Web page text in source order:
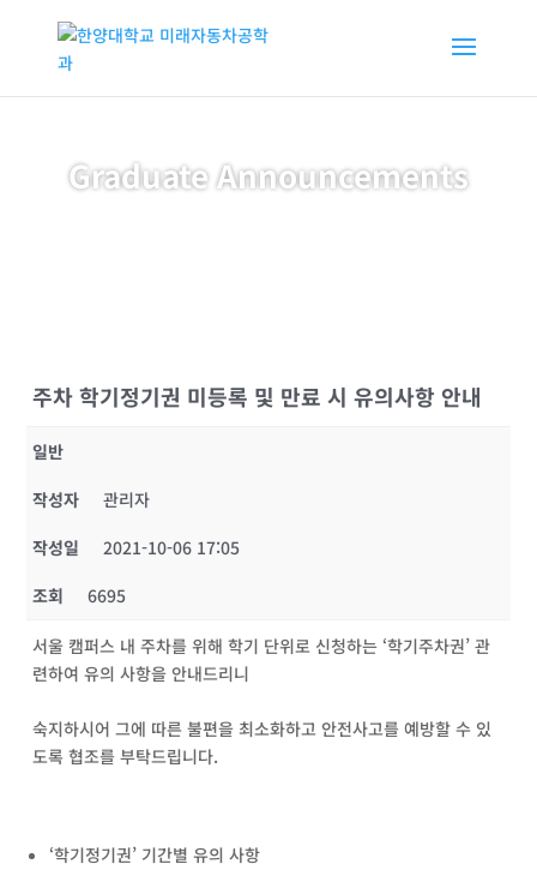
Graduate Announcements
주차 학기정기권 미등록 및 만료 시 유의사항 안내
일반
작성자
관리자
작성일
2021-10-06 17:05
조회
6695
서울 캠퍼스 내 주차를 위해 학기 단위로 신청하는 ‘학기주차권’ 관
련하여 유의 사항을 안내드리니
숙지하시어 그에 따른 불편을 최소화하고 안전사고를 예방할 수 있
도록 협조를 부탁드립니다.
‘학기정기권’ 기간별 유의 사항